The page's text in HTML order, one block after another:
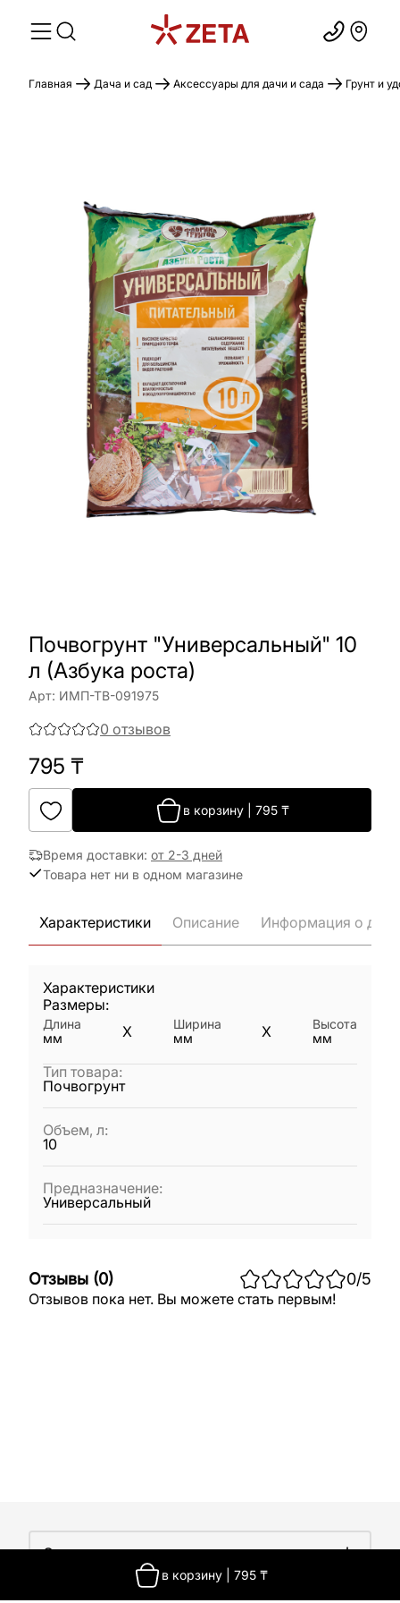
Главная Дача и сад Аксессуары для дачи и сада Грунт и
Почвогрунт "Универсальный" 10
л (Азбука роста)
Арт: ИМП-ТВ-091975
0 отзывов
795 ₸
в корзину 795 ₸
Время доставки: от 2-3 дней
Товара нет ни в одном магазине
в корзину| 795₸
Характеристики Описание Информация о
Характеристики
Размеры:
Длина
мм
X
Ширина
мм
X
Высота
мм
Тип товара:
Почвогрунт
Объем, л:
10
Предназначение:
Универсальный
Отзывы (0) 0/5
Отзывов пока нет. Вы можете стать первым!
О компании